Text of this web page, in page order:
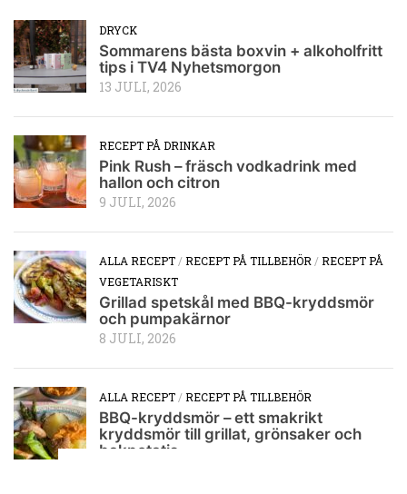
DRYCK
Sommarens bästa boxvin + alkoholfritt
tips i TV4 Nyhetsmorgon
13 JULI, 2026
RECEPT PÅ DRINKAR
Pink Rush – fräsch vodkadrink med
hallon och citron
9 JULI, 2026
ALLA RECEPT /RECEPT PÅ TILLBEHÖR /RECEPT PÅ
VEGETARISKT
Grillad spetskål med BBQ-kryddsmör
och pumpakärnor
8 JULI, 2026
ALLA RECEPT /RECEPT PÅ TILLBEHÖR
BBQ-kryddsmör – ett smakrikt
kryddsmör till grillat, grönsaker och
bakpotatis